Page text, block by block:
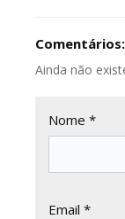
Comentários:
Ainda não
Nome *
Email *